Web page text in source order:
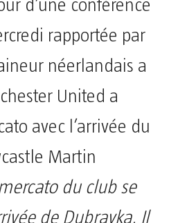
d’une conférence
rapportée par
néerlandais a
United a
avec l’arrivée du
Martin
du club se
de Dubravka. Il